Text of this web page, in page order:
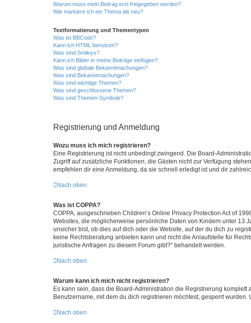
Warum muss mein Beitrag erst freigegeben werden?
Wie markiere ich ein Thema als neu?
Textformatierung und Thementypen
Was ist BBCode?
Kann ich HTML benutzen?
Was sind Smileys?
Kann ich Bilder in meine Beiträge einfügen?
Was sind globale Bekanntmachungen?
Was sind Bekanntmachungen?
Was sind wichtige Themen?
Was sind geschlossene Themen?
Was sind Themen-Symbole?
Registrierung und Anmeldung
Wozu muss ich mich registrieren?
Eine Registrierung ist nicht unbedingt zwingend. Die Board-
Zugriff auf zusätzliche Funktionen, die Gästen nicht zur Verfügung
empfehlen dir eine Anmeldung, da sie schnell erledigt ist und dir
Nach oben
Was ist COPPA?
COPPA, ausgeschrieben Children’s Online Privacy Protection Act of
Websites, die möglicherweise persönliche Daten von Kindern unter 13
unsicher bist, ob dies auf dich oder die Website, auf der du dich zu
keine Rechtsberatung anbieten kann und nicht die Anlaufstelle für
juristische Anfragen zu diesem Forum gibt?“ behandelt werden.
Nach oben
Warum kann ich mich nicht registrieren?
Es kann sein, dass die Board-Administration die Registrierung
Benutzername, mit dem du dich registrieren möchtest, gesperrt
Nach oben